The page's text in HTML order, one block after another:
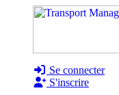
Se connecter
S'inscrire